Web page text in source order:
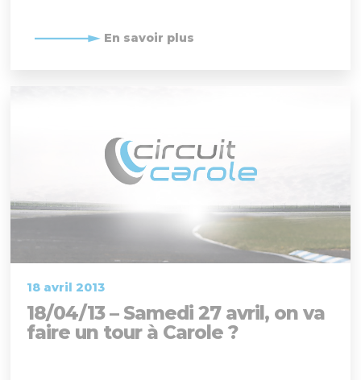
En savoir plus
18 avril 2013
18/04/13 – Samedi 27 avril, on va
faire un tour à Carole ?